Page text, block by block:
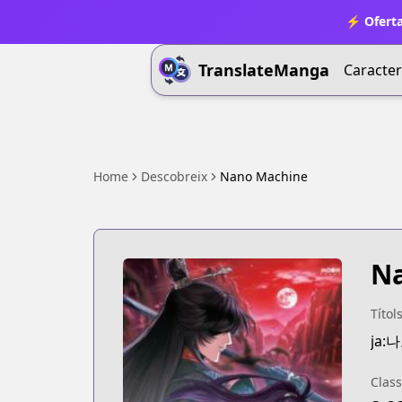
⚡
TranslateManga
Home Descobreix Nano Machine
ja: